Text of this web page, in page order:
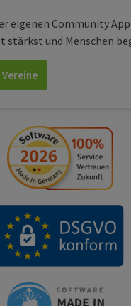
eigenen Community
stärkst und Menschen